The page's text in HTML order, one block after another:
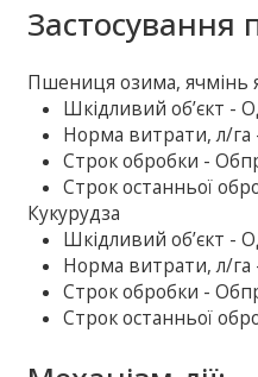
Застосування
Пшениця озима, ячмінь
Шкідливий об’єкт -
Норма витрати, л/га
Строк обробки -
Строк останньої
Кукурудза
Шкідливий об’єкт -
Норма витрати, л/га
Строк обробки -
Строк останньої